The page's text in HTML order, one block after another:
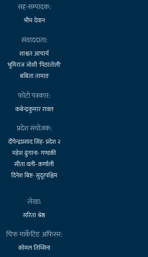
सह-सम्पादक:
भीम देवान
संवाददाता:
शाश्वत आचार्य
भूमिराज जोशी 'पिठातोली'
बबिता तामाङ
फोटो पत्रकार:
कबेन्द्रकुमार रावल
प्रदेश संयोजक:
दीपेन्द्रप्रसाद सिंह- प्रदेश २
महेश ढुंगाना- गण्डकी
सीता वली- कर्णाली
दिनेश बिष्ट- सुदूरपश्चिम
लेखा:
सरिता श्रेष्ठ
चिफ मार्केटिङ अफिसर:
कोमल तिम्सिना